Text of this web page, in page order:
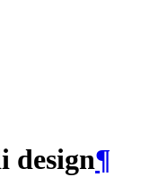
design¶